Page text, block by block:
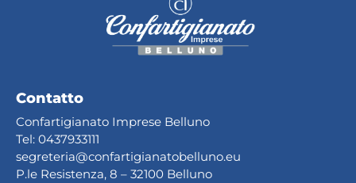
Contatto
Confartigianato Imprese Belluno
Tel: 0437933111
segreteria@confartigianatobelluno.eu
P.le Resistenza, 8 – 32100 Belluno